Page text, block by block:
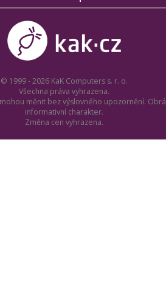
© 1999 - 2026 KaK Computers s. r. o.
Všechna práva vyhrazena.
měnit bez výslovného upozornění.
informativní charakter.
Změna cen vyhrazena.